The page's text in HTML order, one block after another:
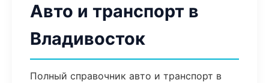
Авто и транспорт в
Владивосток
Полный справочник авто и транспорт в